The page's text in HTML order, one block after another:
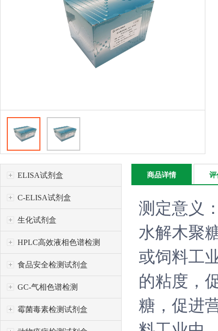
ELISA试剂盒
C-ELISA试剂盒
生化试剂盒
HPLC高效液相色谱检测
食品安全检测试剂盒
GC-气相色谱检测
霉菌毒素检测试剂盒
商品详情 评
测定意义
水解木聚
或饲料工
的粘度，
糖，促进